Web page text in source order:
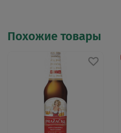
Похожие товары